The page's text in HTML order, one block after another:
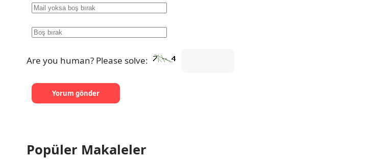
Are you human? Please solve:
Popüler Makaleler